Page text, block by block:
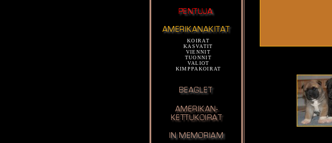
KOIRAT
KASVATIT
VIENNIT
TUONNIT
VALIOT
KIMPPAKOIRAT